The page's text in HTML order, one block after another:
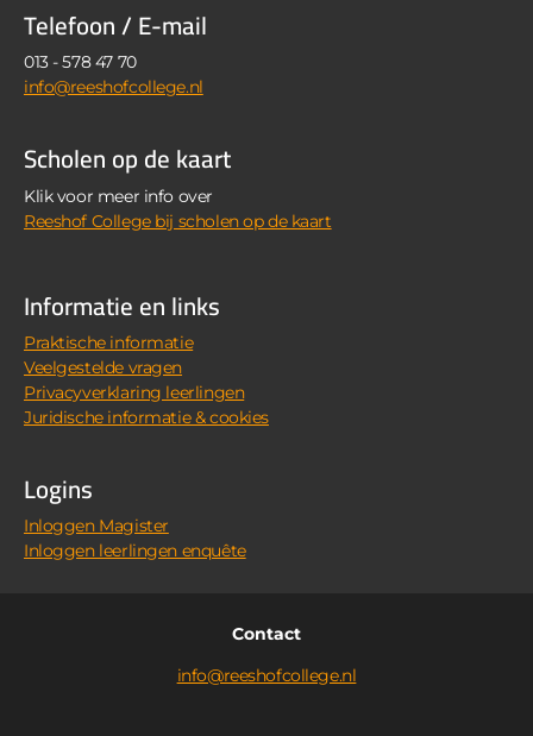
Telefoon / E-mail
013 - 578 47 70
info@reeshofcollege.nl
Scholen op de kaart
Klik voor meer info over
Reeshof College bij scholen op de kaart
Informatie en links
Praktische informatie
Veelgestelde vragen
Privacyverklaring leerlingen
Juridische informatie & cookies
Logins
Inloggen Magister
Inloggen leerlingen enquête
Contact
info@reeshofcollege.nl